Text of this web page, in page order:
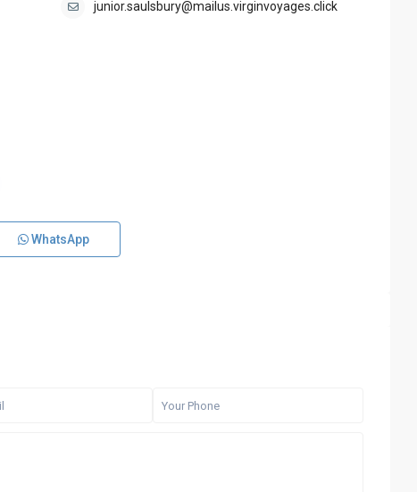
junior.saulsbury@mailus.virginvoyages.click
WhatsApp